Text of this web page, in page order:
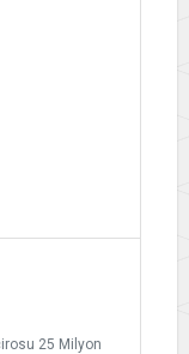
25 Milyon